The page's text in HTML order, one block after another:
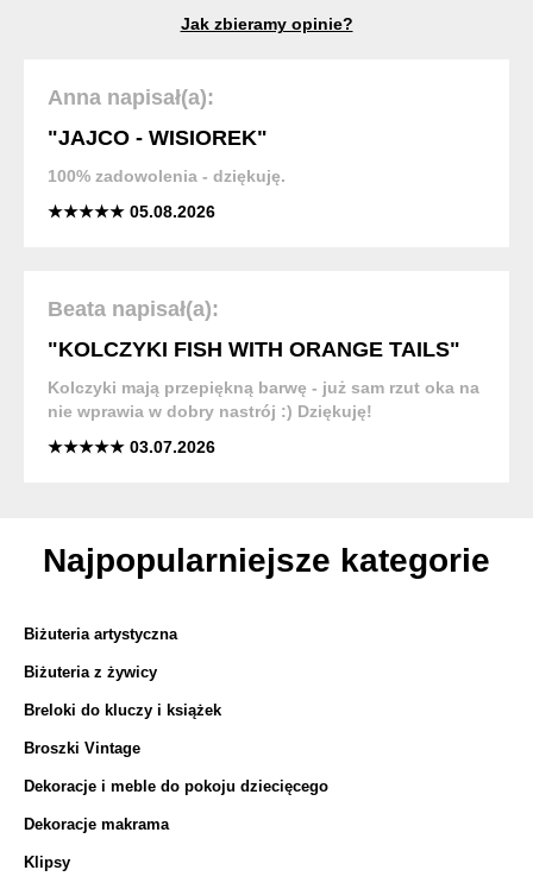
Jak zbieramy opinie?
Anna napisał(a):
"JAJCO - WISIOREK"
100% zadowolenia - dziękuję.
★★★★★ 05.08.2026
Beata napisał(a):
"KOLCZYKI FISH WITH ORANGE TAILS"
Kolczyki mają przepiękną barwę - już sam rzut oka na
nie wprawia w dobry nastrój :) Dziękuję!
★★★★★ 03.07.2026
Najpopularniejsze kategorie
Biżuteria artystyczna
Biżuteria z żywicy
Breloki do kluczy i książek
Broszki Vintage
Dekoracje i meble do pokoju dziecięcego
Dekoracje makrama
Klipsy